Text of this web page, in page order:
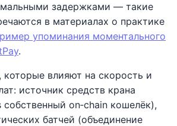
задержками — такие
в материалах о практике
упоминания моментального
.
влияют на скорость и
источник средств крана
on‑chain кошелёк),
батчей (объединение